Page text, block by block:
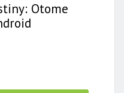
Otome